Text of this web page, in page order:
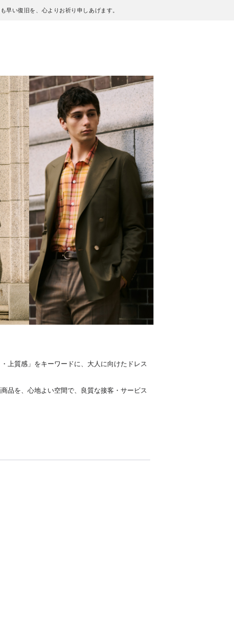
早い復旧を、心よりお祈り申しあげます。
上質感」をキーワードに、大人に向けたドレス
品を、心地よい空間で、良質な接客・サービス